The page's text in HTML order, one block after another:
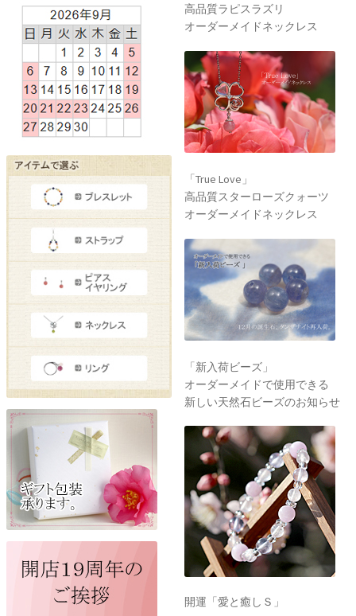
高品質ラピスラズリ
オーダーメイドネックレス
「True Love」
高品質スターローズクォーツ
オーダーメイドネックレス
「新入荷ビーズ」
オーダーメイドで使用できる
新しい天然石ビーズのお知らせ
開運「愛と癒しＳ」